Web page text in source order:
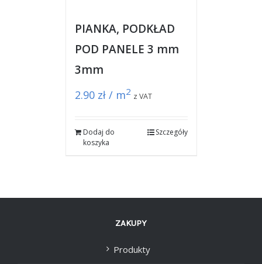
PIANKA, PODKŁAD
POD PANELE 3 mm
3mm
2.90 zł / m2 z VAT
Dodaj do
koszyka
Szczegóły
ZAKUPY
Produkty